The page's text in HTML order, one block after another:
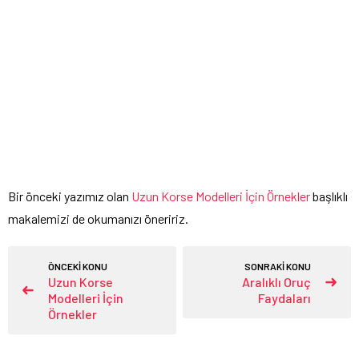
Bir önceki yazımız olan Uzun Korse Modelleri İçin Örneklerbaşlıklı
makalemizi de okumanızı öneririz.
ÖNCEKİ KONU
Uzun Korse
Modelleri İçin
Örnekler
SONRAKİ KONU
Aralıklı Oruç
Faydaları